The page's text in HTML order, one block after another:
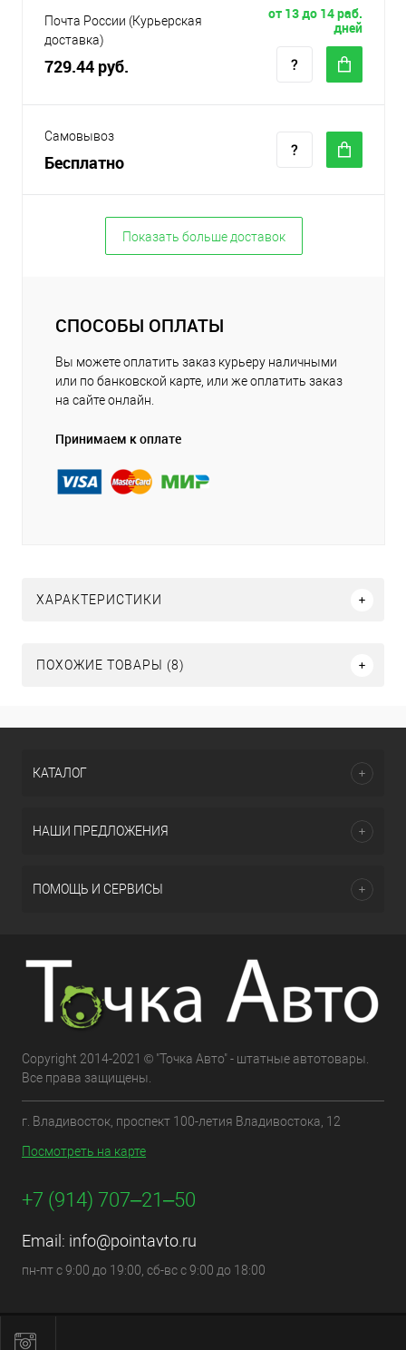
Почта России (Курьерская
доставка)
729.44 руб.
от 13 до 14 раб.
дней
Самовывоз
Бесплатно
Показать больше доставок
СПОСОБЫ ОПЛАТЫ
Вы можете оплатить заказ курьеру наличными
или по банковской карте, или же оплатить заказ
на сайте онлайн.
Принимаем к оплате
ХАРАКТЕРИСТИКИ
ПОХОЖИЕ ТОВАРЫ (8)
КАТАЛОГ
НАШИ ПРЕДЛОЖЕНИЯ
ПОМОЩЬ И СЕРВИСЫ
Copyright 2014-2021 © "Точка Авто" - штатные автотовары.
Все права защищены.
г. Владивосток, проспект 100-летия Владивостока, 12
Посмотреть на карте
+7 (914) 707‒21‒50
Email: info@pointavto.ru
пн-пт с 9:00 до 19:00, сб-вс с 9:00 до 18:00